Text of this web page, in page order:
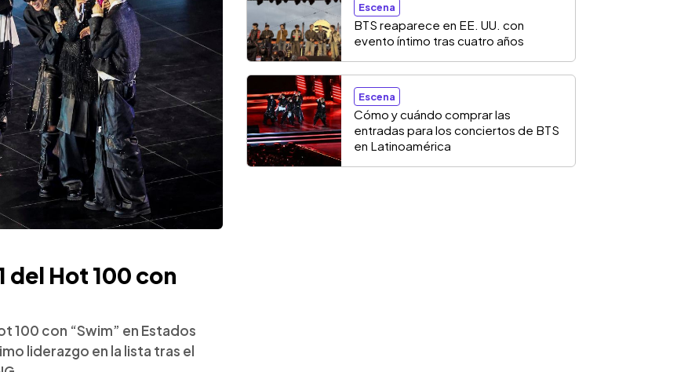
del Hot 100 con
100 con “Swim” en Estados
liderazgo en la lista tras el
Escena
BTS reaparece en EE. UU. con
evento íntimo tras cuatro años
Escena
Cómo y cuándo comprar las
entradas para los conciertos de BTS
en Latinoamérica